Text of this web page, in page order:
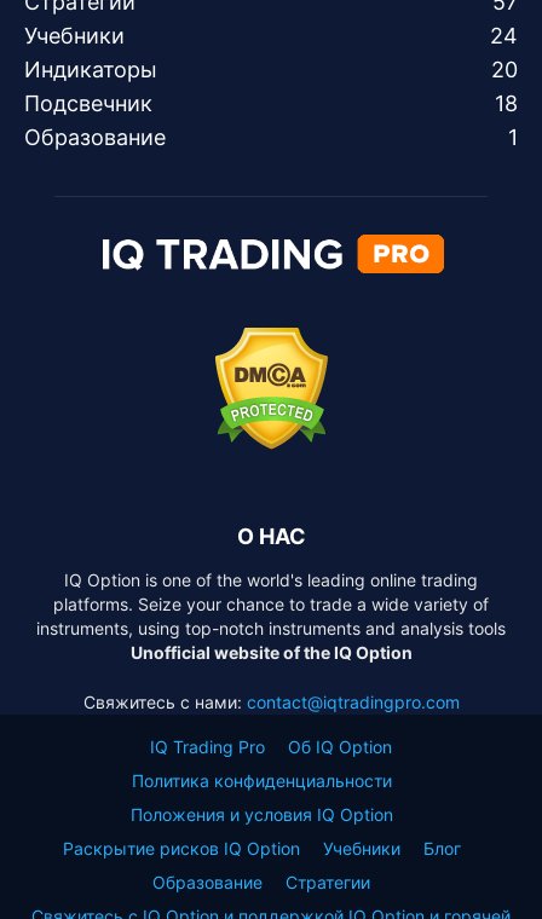
Учебники
24
Индикаторы
20
Подсвечник
18
Образование
1
О НАС
IQ Option is one of the world's leading online trading
platforms. Seize your chance to trade a wide variety of
instruments, using top-notch instruments and analysis tools
Unofficial website of the IQ Option
Свяжитесь с нами: contact@iqtradingpro.com
IQ Trading Pro
Об IQ Option
Политика конфиденциальности
Положения и условия IQ Option
Раскрытие рисков IQ Option
Учебники
Блог
Образование
Стратегии